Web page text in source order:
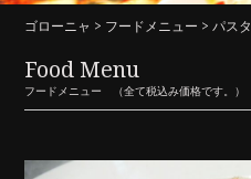
ご予約
ゴローニャ > フードメニュー >パスタ
Food Menu
フードメニュー （全て税込み価格です。）